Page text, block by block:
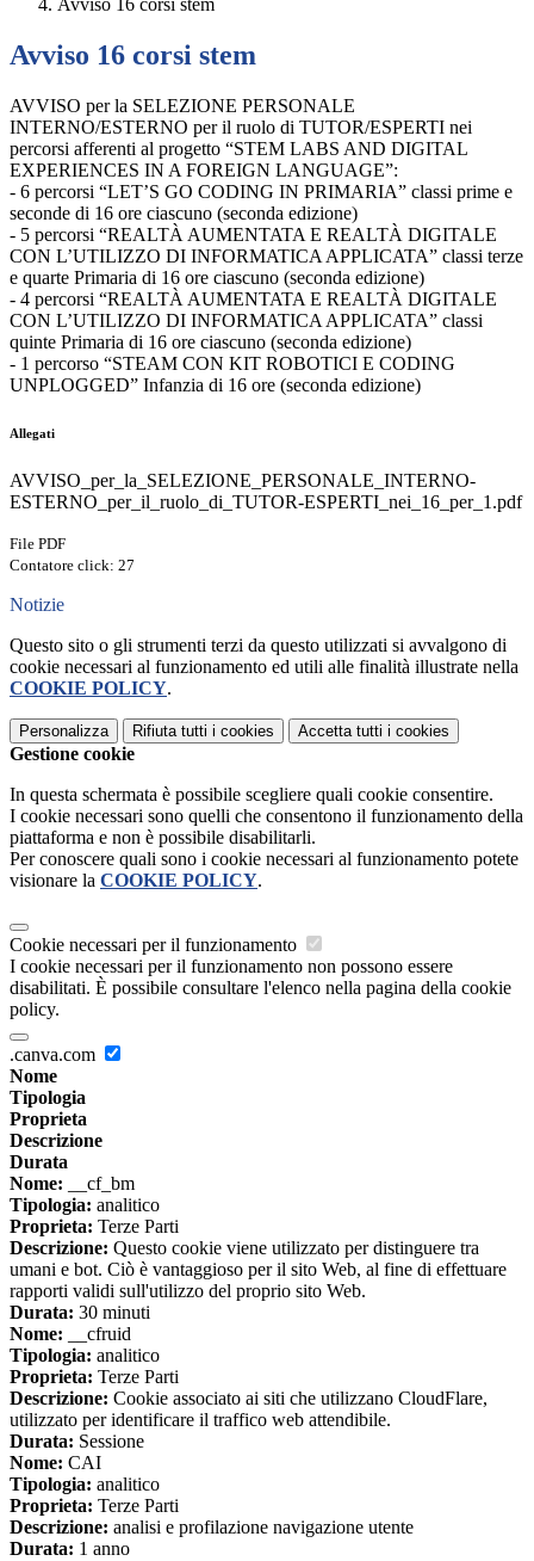
Avviso 16 corsi stem
Avviso 16 corsi stem
AVVISO per la SELEZIONE PERSONALE
INTERNO/ESTERNO per il ruolo di TUTOR/ESPERTI nei
percorsi afferenti al progetto “STEM LABS AND DIGITAL
EXPERIENCES IN A FOREIGN LANGUAGE”:
- 6 percorsi “LET’S GO CODING IN PRIMARIA” classi prime e
seconde di 16 ore ciascuno (seconda edizione)
- 5 percorsi “REALTÀ AUMENTATA E REALTÀ DIGITALE
CON L’UTILIZZO DI INFORMATICA APPLICATA” classi terze
e quarte Primaria di 16 ore ciascuno (seconda edizione)
- 4 percorsi “REALTÀ AUMENTATA E REALTÀ DIGITALE
CON L’UTILIZZO DI INFORMATICA APPLICATA” classi
quinte Primaria di 16 ore ciascuno (seconda edizione)
- 1 percorso “STEAM CON KIT ROBOTICI E CODING
UNPLOGGED” Infanzia di 16 ore (seconda edizione)
Allegati
AVVISO_per_la_SELEZIONE_PERSONALE_INTERNO-
ESTERNO_per_il_ruolo_di_TUTOR-ESPERTI_nei_16_per_1.pdf
File PDF
Contatore click: 27
Notizie
Questo sito o gli strumenti terzi da questo utilizzati si avvalgono di
cookie necessari al funzionamento ed utili alle finalità illustrate nella
COOKIE POLICY.
Personalizza Rifiuta tutti i cookies Accetta tutti i cookies
Gestione cookie
In questa schermata è possibile scegliere quali cookie consentire.
I cookie necessari sono quelli che consentono il funzionamento della
piattaforma e non è possibile disabilitarli.
Per conoscere quali sono i cookie necessari al funzionamento potete
visionare la COOKIE POLICY.
Cookie necessari per il funzionamento
I cookie necessari per il funzionamento non possono essere
disabilitati. È possibile consultare l'elenco nella pagina della cookie
policy.
.canva.com
Nome
Tipologia
Proprieta
Descrizione
Durata
Nome: __cf_bm
Tipologia: analitico
Proprieta: Terze Parti
Descrizione: Questo cookie viene utilizzato per distinguere tra
umani e bot. Ciò è vantaggioso per il sito Web, al fine di effettuare
rapporti validi sull'utilizzo del proprio sito Web.
Durata: 30 minuti
Nome: __cfruid
Tipologia: analitico
Proprieta: Terze Parti
Descrizione: Cookie associato ai siti che utilizzano CloudFlare,
utilizzato per identificare il traffico web attendibile.
Durata: Sessione
Nome: CAI
Tipologia: analitico
Proprieta: Terze Parti
Descrizione: analisi e profilazione navigazione utente
Durata: 1 anno